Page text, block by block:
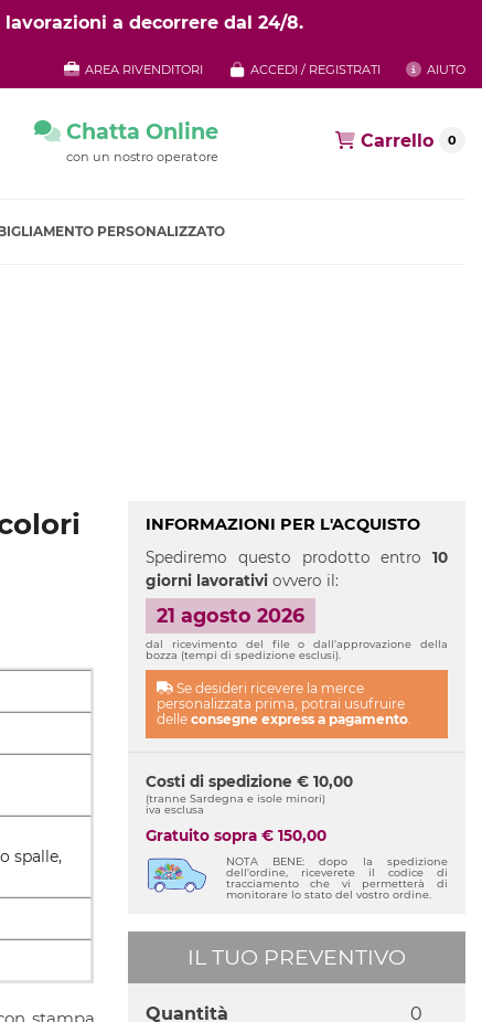
a decorrere dal 24/8.
AREA RIVENDITORI ACCEDI / REGISTRATI AIUTO
Chatta Online
con un nostro operatore
Carrello 0
PERSONALIZZATO
spalle,
INFORMAZIONI PER L'ACQUISTO
Spediremo questo prodotto entro 10
giorni lavorativi ovvero il:
21 agosto 2026
dal ricevimento del file o dall'approvazione della
bozza (tempi di spedizione esclusi).
Se desideri ricevere la merce
personalizzata prima, potrai usufruire
delle consegne express a pagamento
Costi di spedizione € 10,00
(tranne Sardegna e isole minori)
iva esclusa
Gratuito sopra € 150,00
NOTA BENE: dopo la spedizione
dell'ordine, riceverete il codice di
tracciamento che vi permetterà di
monitorare lo stato del vostro ordine.
IL TUO PREVENTIVO
Quantità